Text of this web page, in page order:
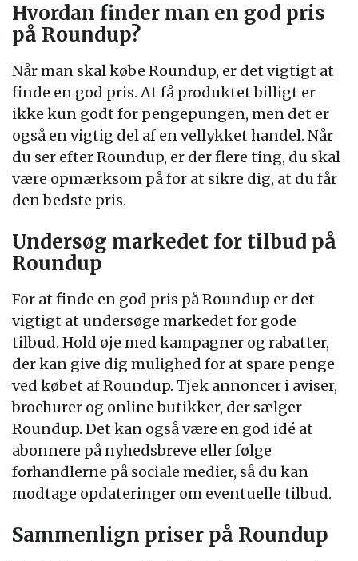
Hvordan finder man en god pris
på Roundup?
Når man skal købe Roundup, er det vigtigt at
finde en god pris. At få produktet billigt er
ikke kun godt for pengepungen, men det er
også en vigtig del af en vellykket handel. Når
du ser efter Roundup, er der flere ting, du skal
være opmærksom på for at sikre dig, at du får
den bedste pris.
Undersøg markedet for tilbud på
Roundup
For at finde en god pris på Roundup er det
vigtigt at undersøge markedet for gode
tilbud. Hold øje med kampagner og rabatter,
der kan give dig mulighed for at spare penge
ved købet af Roundup. Tjek annoncer i aviser,
brochurer og online butikker, der sælger
Roundup. Det kan også være en god idé at
abonnere på nyhedsbreve eller følge
forhandlerne på sociale medier, så du kan
modtage opdateringer om eventuelle tilbud.
Sammenlign priser på Roundup